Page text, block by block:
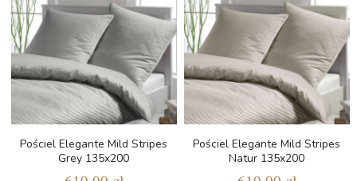
Pościel Elegante Mild Stripes
Grey 135x200
Pościel Elegante Mild Stripes
Natur 135x200